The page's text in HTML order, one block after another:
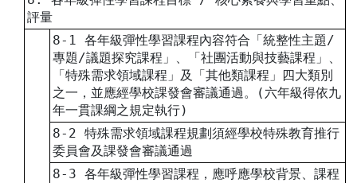
評量
8-1 各年級彈性學習課程內容符合「統整性主題/
專題/議題探究課程」、「社團活動與技藝課程」、
「特殊需求領域課程」及「其他類課程」四大類別
之一，並應經學校課發會審議通過。(六年級得依九
年一貫課綱之規定執行)
8-2 特殊需求領域課程規劃須經學校特殊教育推行
委員會及課發會審議通過
8-3 各年級彈性學習課程，應呼應學校背景、課程